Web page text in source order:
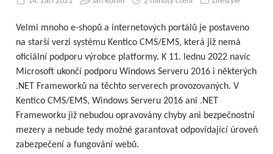
Velmi mnoho e-shopů a internetových portálů je postaveno
na starší verzi systému Kentico CMS/EMS, která již nemá
oficiální podporu výrobce platformy. K 11. lednu 2022 navíc
Microsoft ukončí podporu Windows Serveru 2016 i některých
.NET Frameworků na těchto serverech provozovaných. V
Kentico CMS/EMS, Windows Serveru 2016 ani .NET
Frameworku již nebudou opravovány chyby ani bezpečnostní
mezery a nebude tedy možné garantovat odpovídající úroveň
zabezpečení a fungování webů.